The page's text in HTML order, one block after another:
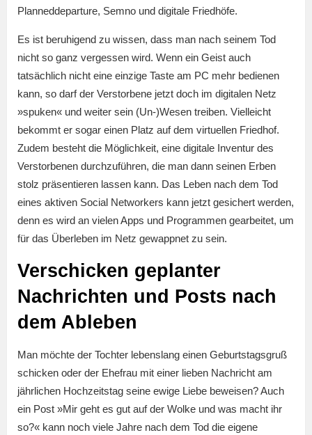
Planneddeparture, Semno und digitale Friedhöfe.
Es ist beruhigend zu wissen, dass man nach seinem Tod
nicht so ganz vergessen wird. Wenn ein Geist auch
tatsächlich nicht eine einzige Taste am PC mehr bedienen
kann, so darf der Verstorbene jetzt doch im digitalen Netz
»spuken« und weiter sein (Un-)Wesen treiben. Vielleicht
bekommt er sogar einen Platz auf dem virtuellen Friedhof.
Zudem besteht die Möglichkeit, eine digitale Inventur des
Verstorbenen durchzuführen, die man dann seinen Erben
stolz präsentieren lassen kann. Das Leben nach dem Tod
eines aktiven Social Networkers kann jetzt gesichert werden,
denn es wird an vielen Apps und Programmen gearbeitet, um
für das Überleben im Netz gewappnet zu sein.
Verschicken geplanter
Nachrichten und Posts nach
dem Ableben
Man möchte der Tochter lebenslang einen Geburtstagsgruß
schicken oder der Ehefrau mit einer lieben Nachricht am
jährlichen Hochzeitstag seine ewige Liebe beweisen? Auch
ein Post »Mir geht es gut auf der Wolke und was macht ihr
so?« kann noch viele Jahre nach dem Tod die eigene